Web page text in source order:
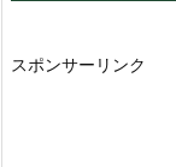
スポンサーリンク